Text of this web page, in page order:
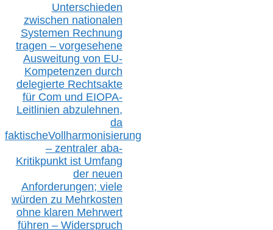
Unterschieden
zwischen nationalen
Systemen Rechnung
tragen – vorgesehene
Ausweitung von EU-
Kompetenzen durch
delegierte Rechtsakte
für Com und EIOPA-
Leitlinien abzulehnen,
da
faktischeVollharmonisierung
– zentraler aba-
Kritikpunkt ist Umfang
der neuen
Anforderungen; viele
würden zu Mehrkosten
ohne klaren Mehrwert
führen – Widerspruch